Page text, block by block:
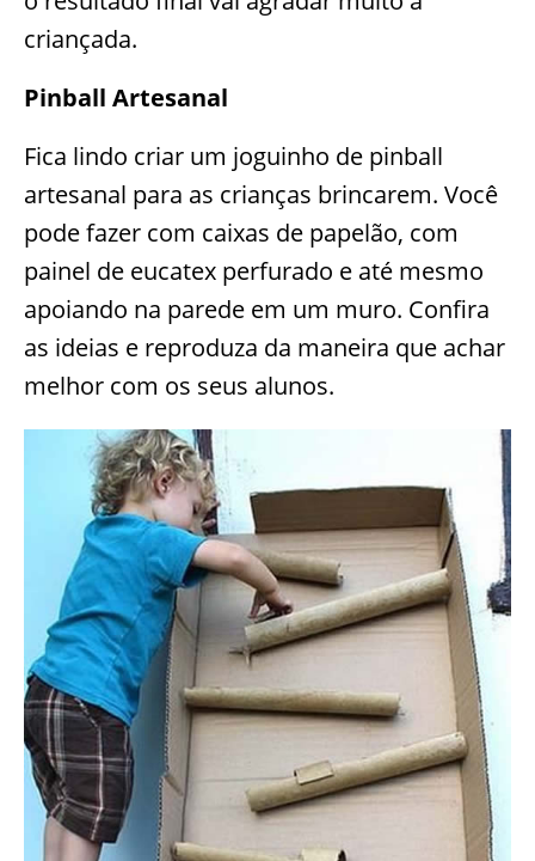
criançada.
Pinball Artesanal
Fica lindo criar um joguinho de pinball
artesanal para as crianças brincarem. Você
pode fazer com caixas de papelão, com
painel de eucatex perfurado e até mesmo
apoiando na parede em um muro. Confira
as ideias e reproduza da maneira que achar
melhor com os seus alunos.